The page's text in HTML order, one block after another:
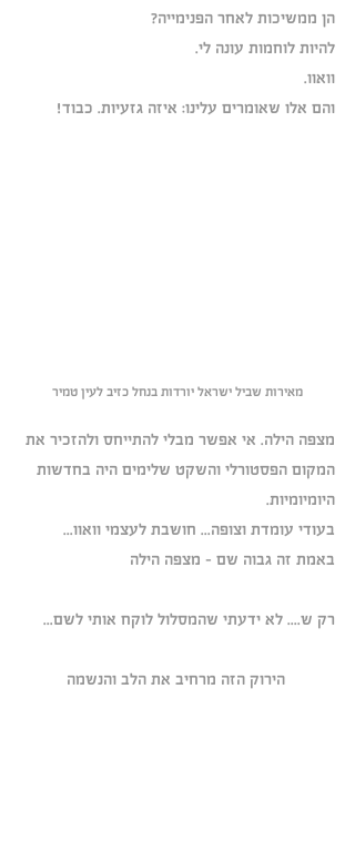
הן ממשיכות לאחר הפנימייה?
להיות לוחמות עונה לי.
וואוו.
והם אלו שאומרים עלינו: איזה גזעיות. כבוד!
מאירות שביל ישראל יורדות בנחל כזיב לעין טמיר
מצפה הילה. אי אפשר מבלי להתייחס ולהזכיר את
המקום הפסטורלי והשקט שלימים היה בחדשות
היומיומיות.
בעודי עומדת וצופה... חושבת לעצמי וואוו...
באמת זה גבוה שם - מצפה הילה
רק ש.... לא ידעתי שהמסלול לוקח אותי לשם...
הירוק הזה מרחיב את הלב והנשמה